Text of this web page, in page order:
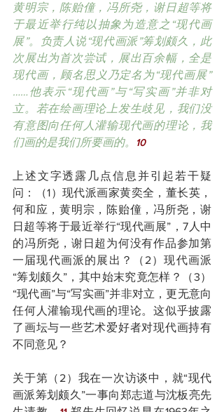
黄明宗，陈贻僮，冯所尧，谢日超等将
于最近举行纯以抽象为造意之“现代画
展”。负责人说“现代画派”筹划颇久，此
次展出为首次尝试，展出百余幅，全是
现代画，顾名思义乃定名为“现代画展”
……他表示“现代画”与“写实画”并非对
立。若在绘画理论上发生歧见，我们没
有意图向任何人灌输现代画的理论，我
们画的是我们所要画的。
10
上述文字透露几点信息并引起若干疑
问：（1）现代派画家黄奕全，董长英，
何和应，黄明宗，陈贻僮，冯所尧，谢
日超等将于最近举行“现代画展”，7人中
的冯所尧，谢日超为何没有作品参加第
一届现代画派的展出？（2）现代画派
“筹划颇久”，其中始末究竟怎样？（3）
“现代画”与“写实画”并非对立，更无意向
任何人灌输现代画的理论。这似乎披露
了画坛与一些艺术爱好者对现代画持有
不同意见？
关于第（2）我在一次访谈中，就“现代
画派筹划颇久”一事向郑志道与沈板亮先